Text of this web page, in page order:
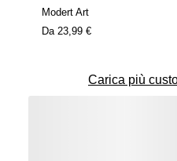
Modert Art
Da 23,99 €
Carica più